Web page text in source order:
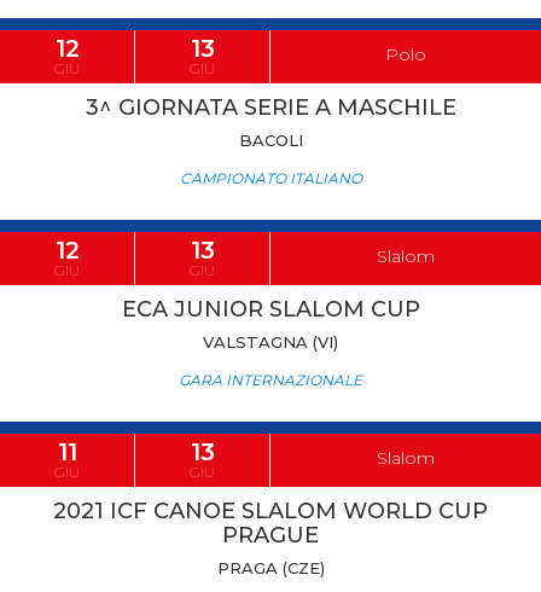
12
GIU
13
GIU
Polo
3^ GIORNATA SERIE A MASCHILE
BACOLI
CAMPIONATO ITALIANO
12
GIU
13
GIU
Slalom
ECA JUNIOR SLALOM CUP
VALSTAGNA (VI)
GARA INTERNAZIONALE
11
GIU
13
GIU
Slalom
2021 ICF CANOE SLALOM WORLD CUP
PRAGUE
PRAGA (CZE)